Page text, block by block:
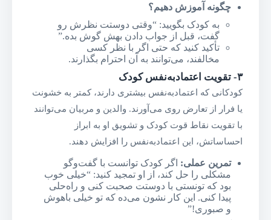
چگونه آموزش دهیم؟
به کودک بگویید: “وقتی دوستت نظرش رو
گفت، قبل از جواب دادن بهش گوش بده.”
تأکید کنید که حتی اگر با نظر کسی
مخالفند، می‌توانند به آن احترام بگذارند.
۳- تقویت اعتمادبه‌نفس کودک
کودکانی که اعتمادبه‌نفس بیشتری دارند، کمتر به خشونت
یا فرار از تعارض روی می‌آورند. والدین و مربیان می‌توانند
با تقویت نقاط قوت کودک و تشویق او به ابراز
احساساتش، این اعتمادبه‌نفس را افزایش دهند.
تمرین عملی: اگر کودک توانست با گفت‌وگو
مشکلی را حل کند، از او تمجید کنید: “خیلی خوب
بود که تونستی با دوستت صحبت کنی و راه‌حلی
پیدا کنی. این کار نشون می‌ده که تو خیلی باهوش
و صبوری!”